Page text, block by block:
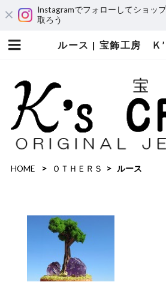
Instagramでフォローしてショッ
取ろう
HOME ＯＴＨＥＲＳ ルース